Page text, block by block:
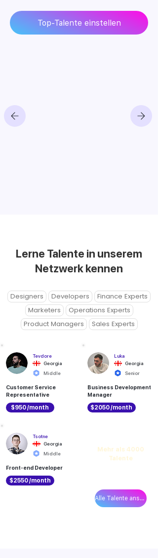
Top-Talente einstellen
Lerne Talente in unserem
Netzwerk kennen
Designers Developers
Finance Experts
Marketers
Operations Experts
Product Managers
Sales Experts
Tevdore
Georgia
Middle
Customer Service
Representative
$950 /month
Tsotne
Georgia
Middle
Front-end Developer
$2550 /month
Luka
Georgia
Senior
Business Development
Manager
$2050 /month
Mehr als 4000
Talente
Alle Talente ansehen